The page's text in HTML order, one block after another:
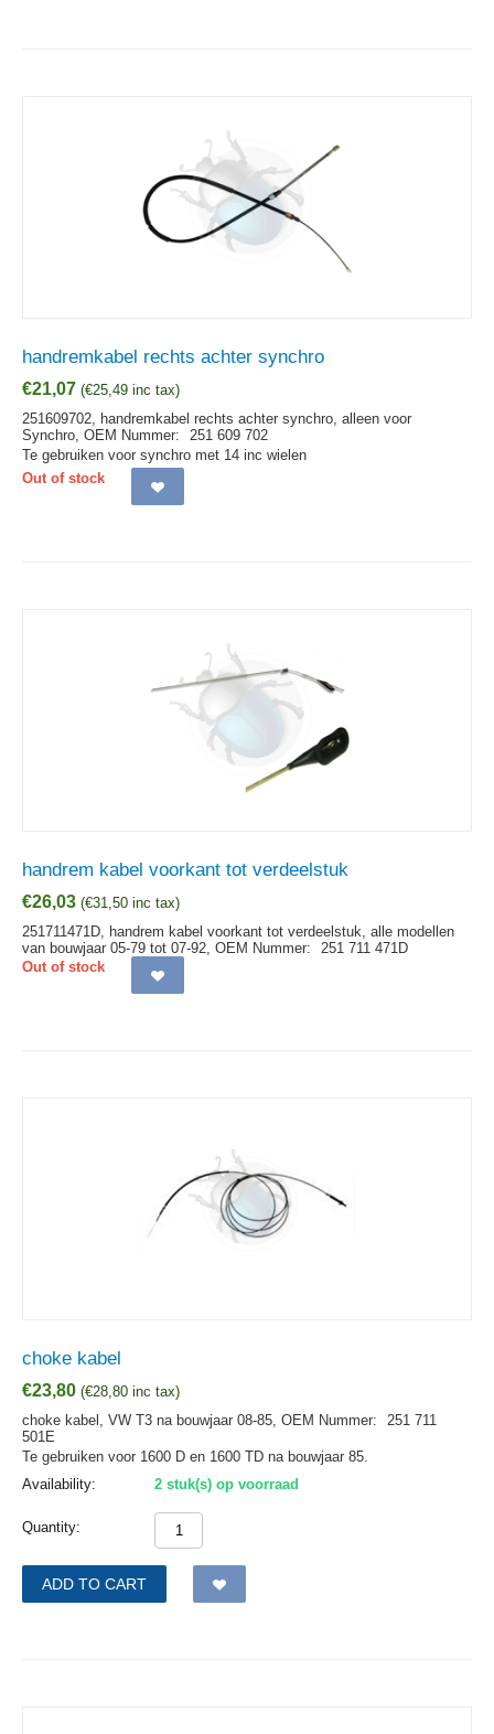
handremkabel rechts achter synchro
€21,07 (€25,49 inc tax)
251609702, handremkabel rechts achter synchro, alleen voor
Synchro, OEM Nummer:
251 609 702
Te gebruiken voor synchro met 14 inc wielen
Out of stock
handrem kabel voorkant tot verdeelstuk
€26,03 (€31,50 inc tax)
251711471D, handrem kabel voorkant tot verdeelstuk, alle modellen
van bouwjaar 05-79 tot 07-92, OEM Nummer:
251 711 471D
Out of stock
choke kabel
€23,80 (€28,80 inc tax)
choke kabel, VW T3 na bouwjaar 08-85, OEM Nummer:
251 711
501E
Te gebruiken voor 1600 D en 1600 TD na bouwjaar 85.
Availability:
2 stuk(s) op voorraad
Quantity:
ADD TO CART